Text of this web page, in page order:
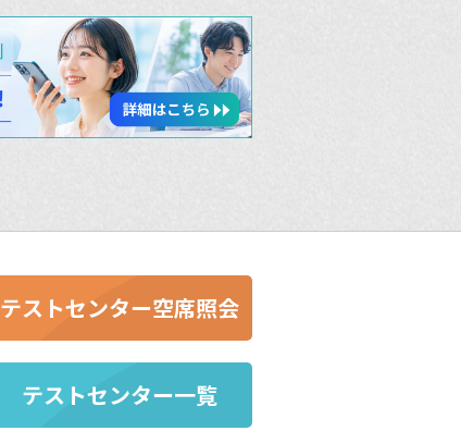
テストセンター空席照会
テストセンター一覧